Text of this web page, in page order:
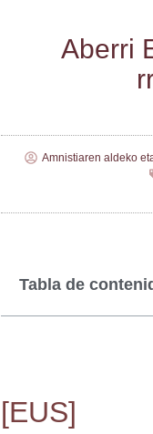
Abe­rri
Amnistiaren aldeko
Tabla de
[EUS]